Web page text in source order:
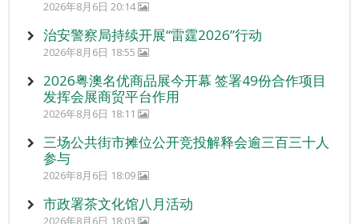
2026年8月6日 20:14
治安警察局持续开展“雷霆2026”行动
2026年8月6日 18:55
2026粤澳名优商品展今开幕 签署49份合作项目
发挥会展商贸平台作用
2026年8月6日 18:11
三场公共街市摊位公开竞投解释会逾三百三十人
参与
2026年8月6日 18:09
市政署茶文化馆八月活动